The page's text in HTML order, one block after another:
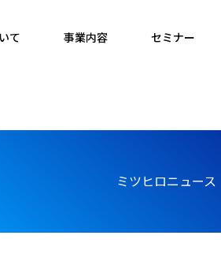
て 事業内容 セミナー
ミツヒロニュース